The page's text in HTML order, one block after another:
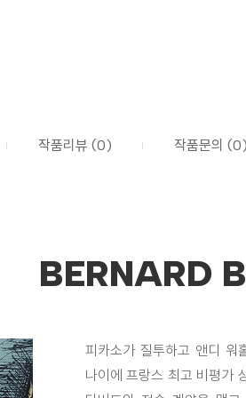
작품리뷰 (0) 작품문의 (0)
BERNARD
피카소가 질투하고 앤디 워
나이에 프랑스 최고 비평가